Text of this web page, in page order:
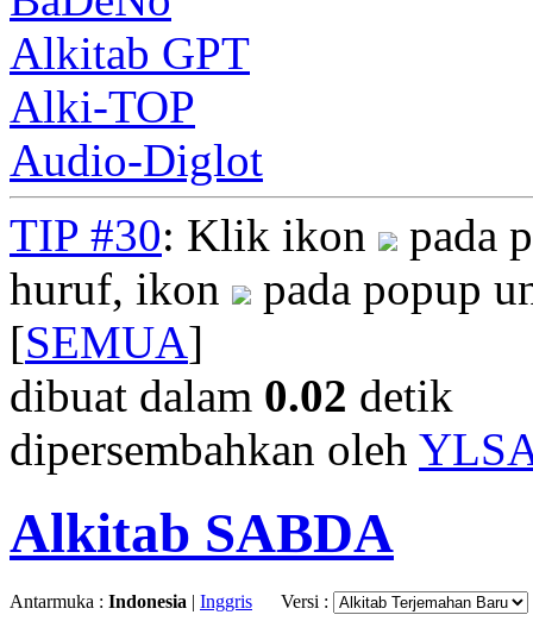
Alkitab GPT
Alki-TOP
Audio-Diglot
TIP #30: Klik ikon
pada
huruf, ikon
pada popup
[SEMUA]
dibuat dalam 0.02 detik
dipersembahkan oleh
Alkitab SABDA
Antarmuka : Indonesia | Inggris Versi :